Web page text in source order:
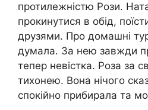
протилежністю Рози.
прокинутися в обід,
друзями. Про домашні
думала. За нею завжди
тепер невістка. Роза за
тихонею. Вона нічого
спокійно прибирала та